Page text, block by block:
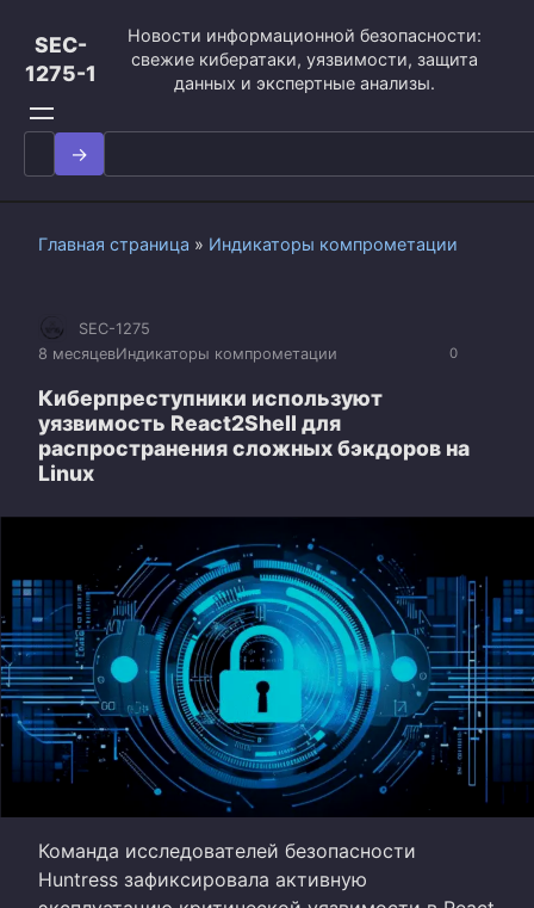
контенту
SEC-
1275-1
Новости информационной безопасности:
свежие кибератаки, уязвимости, защита
данных и экспертные анализы.
Search
for:
Главная страница » Индикаторы компрометации
0
SEC-1275
8 месяцевИндикаторы компрометации
Киберпреступники используют
уязвимость React2Shell для
распространения сложных бэкдоров на
Linux
Команда исследователей безопасности
Huntress зафиксировала активную